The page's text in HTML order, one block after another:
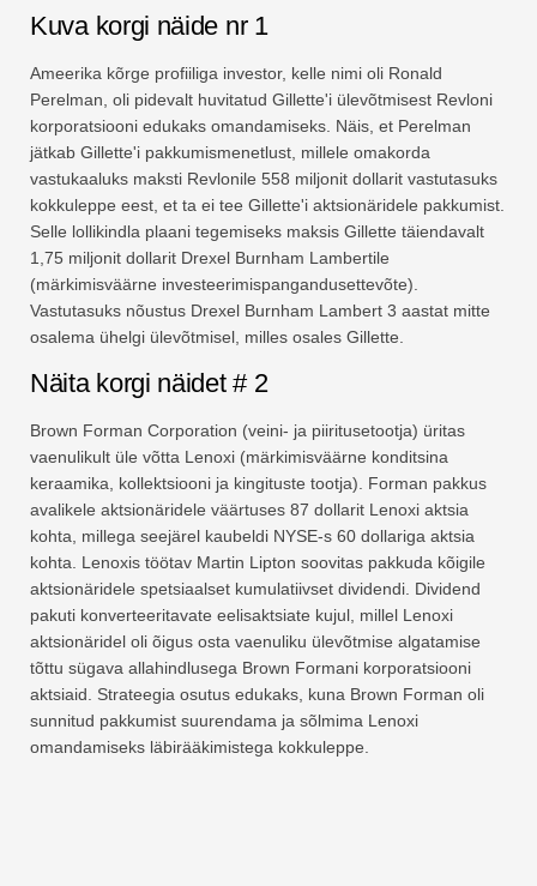
Kuva korgi näide nr 1
Ameerika kõrge profiiliga investor, kelle nimi oli Ronald
Perelman, oli pidevalt huvitatud Gillette'i ülevõtmisest Revloni
korporatsiooni edukaks omandamiseks. Näis, et Perelman
jätkab Gillette'i pakkumismenetlust, millele omakorda
vastukaaluks maksti Revlonile 558 miljonit dollarit vastutasuks
kokkuleppe eest, et ta ei tee Gillette'i aktsionäridele pakkumist.
Selle lollikindla plaani tegemiseks maksis Gillette täiendavalt
1,75 miljonit dollarit Drexel Burnham Lambertile
(märkimisväärne investeerimispangandusettevõte).
Vastutasuks nõustus Drexel Burnham Lambert 3 aastat mitte
osalema ühelgi ülevõtmisel, milles osales Gillette.
Näita korgi näidet # 2
Brown Forman Corporation (veini- ja piiritusetootja) üritas
vaenulikult üle võtta Lenoxi (märkimisväärne konditsina
keraamika, kollektsiooni ja kingituste tootja). Forman pakkus
avalikele aktsionäridele väärtuses 87 dollarit Lenoxi aktsia
kohta, millega seejärel kaubeldi NYSE-s 60 dollariga aktsia
kohta. Lenoxis töötav Martin Lipton soovitas pakkuda kõigile
aktsionäridele spetsiaalset kumulatiivset dividendi. Dividend
pakuti konverteeritavate eelisaktsiate kujul, millel Lenoxi
aktsionäridel oli õigus osta vaenuliku ülevõtmise algatamise
tõttu sügava allahindlusega Brown Formani korporatsiooni
aktsiaid. Strateegia osutus edukaks, kuna Brown Forman oli
sunnitud pakkumist suurendama ja sõlmima Lenoxi
omandamiseks läbirääkimistega kokkuleppe.